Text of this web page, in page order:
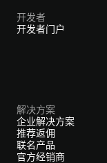
开发者
开发者门户
解决方案
企业解决方案
推荐返佣
联名产品
官方经销商